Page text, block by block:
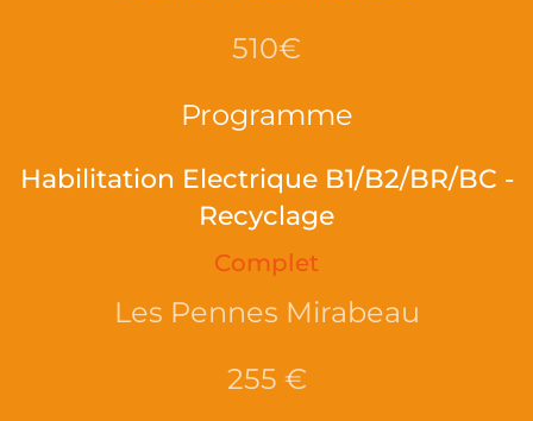
510€
Programme
Habilitation Electrique B1/B2/BR/BC -
Recyclage
Complet
Les Pennes Mirabeau
255 €